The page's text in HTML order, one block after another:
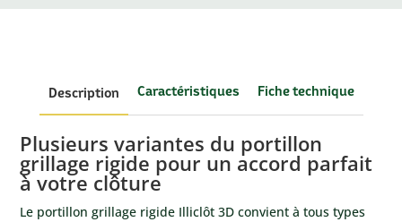
Description Caractéristiques Fiche technique
Plusieurs variantes du portillon
grillage rigide pour un accord parfait
à votre clôture
Le portillon grillage rigide Illiclôt 3D convient à tous types